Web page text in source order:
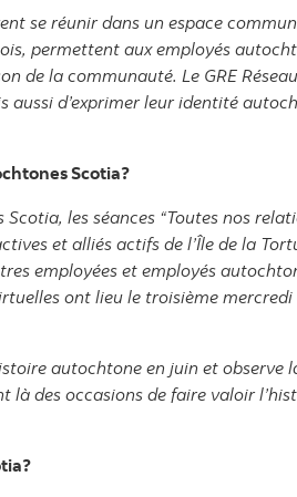
se réunir dans un espace
permettent aux employés
de la communauté. Le GRE
aussi d’exprimer leur identité
Scotia?
les séances “Toutes nos
et alliés actifs de l’Île de la
employées et employés
ont lieu le troisième
autochtone en juin et observe
là des occasions de faire valoir